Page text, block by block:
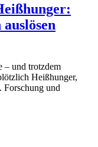
– und trotzdem
Heißhunger,
Forschung und